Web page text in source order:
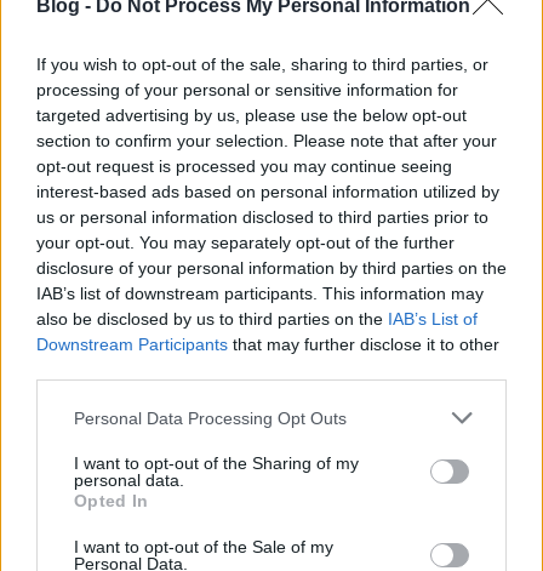
Blog - Do Not Process My Personal Information
If you wish to opt-out of the sale, sharing to third parties, or
processing of your personal or sensitive information for
targeted advertising by us, please use the below opt-out
section to confirm your selection. Please note that after your
opt-out request is processed you may continue seeing
interest-based ads based on personal information utilized by
us or personal information disclosed to third parties prior to
your opt-out. You may separately opt-out of the further
disclosure of your personal information by third parties on the
IAB’s list of downstream participants. This information may
also be disclosed by us to third parties on the IAB’s List of
Downstream Participants that may further disclose it to other
Please note that this website/app uses one or more Google
not limited to your visit or usage behaviour. You may click to
grant or deny consent to Google and its third-party tags to
use your data for below specified purposes in below Google
consent section.
Personal Data Processing Opt Outs
I want to opt-out of the Sharing of my
personal data.
Opted In
I want to opt-out of the Sale of my
Personal Data.
Az első neveketmár bejelentettéteka jövő évre.
Mi az, amire érdemes odafigyelni veletek
kapcsolatban a következő hetekben? Várhatók
jegyakciók és hasonló érdekességek?
Jegyakcióink folyamatosan vannak! Ahogy mindig,
bérlet” volt az első a sorban, ez a promóció nagy
sikerrel le is zajlott. De most, az ünnepek előtti
időszakban is van lehetőség mindenféle szuper
kedvezményre, érdemes a bérleteket és a
napijegyeket is minél korábban beszerezni, ha valaki
tervezi, hogy ott lesz velünk július első hétvégéjén